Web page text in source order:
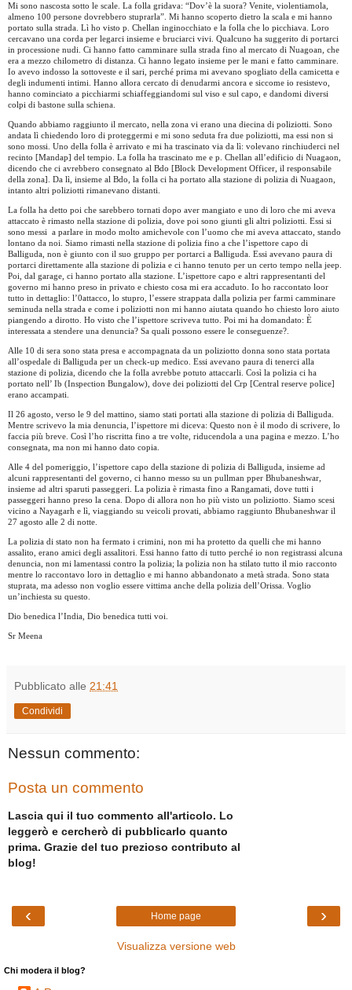
Mi sono nascosta sotto le scale. La folla gridava: “Dov’è la suora? Venite, violentiamola,
almeno 100 persone dovrebbero stuprarla”. Mi hanno scoperto dietro la scala e mi hanno
portato sulla strada. Lì ho visto p. Chellan inginocchiato e la folla che lo picchiava. Loro
cercavano una corda per legarci insieme e bruciarci vivi. Qualcuno ha suggerito di portarci
in processione nudi. Ci hanno fatto camminare sulla strada fino al mercato di Nuagoan, che
era a mezzo chilometro di distanza. Ci hanno legato insieme per le mani e fatto camminare.
Io avevo indosso la sottoveste e il sari, perché prima mi avevano spogliato della camicetta e
degli indumenti intimi. Hanno allora cercato di denudarmi ancora e siccome io resistevo,
hanno cominciato a picchiarmi schiaffeggiandomi sul viso e sul capo, e dandomi diversi
colpi di bastone sulla schiena.
Quando abbiamo raggiunto il mercato, nella zona vi erano una diecina di poliziotti. Sono
andata lì chiedendo loro di proteggermi e mi sono seduta fra due poliziotti, ma essi non si
sono mossi. Uno della folla è arrivato e mi ha trascinato via da lì: volevano rinchiuderci nel
recinto [Mandap] del tempio. La folla ha trascinato me e p. Chellan all’edificio di Nuagaon,
dicendo che ci avrebbero consegnato al Bdo [Block Development Officer, il responsabile
della zona]. Da lì, insieme al Bdo, la folla ci ha portato alla stazione di polizia di Nuagaon,
intanto altri poliziotti rimanevano distanti.
La folla ha detto poi che sarebbero tornati dopo aver mangiato e uno di loro che mi aveva
attaccato è rimasto nella stazione di polizia, dove poi sono giunti gli altri poliziotti. Essi si
sono messi a parlare in modo molto amichevole con l’uomo che mi aveva attaccato, stando
lontano da noi. Siamo rimasti nella stazione di polizia fino a che l’ispettore capo di
Balliguda, non è giunto con il suo gruppo per portarci a Balliguda. Essi avevano paura di
portarci direttamente alla stazione di polizia e ci hanno tenuto per un certo tempo nella jeep.
Poi, dal garage, ci hanno portato alla stazione. L’ispettore capo e altri rappresentanti del
governo mi hanno preso in privato e chiesto cosa mi era accaduto. Io ho raccontato loor
tutto in dettaglio: l’0attacco, lo stupro, l’essere strappata dalla polizia per farmi camminare
seminuda nella strada e come i poliziotti non mi hanno aiutata quando ho chiesto loro aiuto
piangendo a dirotto. Ho visto che l’ispettore scriveva tutto. Poi mi ha domandato: È
interessata a stendere una denuncia? Sa quali possono essere le conseguenze?.
Alle 10 di sera sono stata presa e accompagnata da un poliziotto donna sono stata portata
all’ospedale di Balliguda per un check-up medico. Essi avevano paura di tenerci alla
stazione di polizia, dicendo che la folla avrebbe potuto attaccarli. Così la polizia ci ha
portato nell’ Ib (Inspection Bungalow), dove dei poliziotti del Crp [Central reserve police]
erano accampati.
Il 26 agosto, verso le 9 del mattino, siamo stati portati alla stazione di polizia di Balliguda.
Mentre scrivevo la mia denuncia, l’ispettore mi diceva: Questo non è il modo di scrivere, lo
faccia più breve. Così l’ho riscritta fino a tre volte, riducendola a una pagina e mezzo. L’ho
consegnata, ma non mi hanno dato copia.
Alle 4 del pomeriggio, l’ispettore capo della stazione di polizia di Balliguda, insieme ad
alcuni rappresentanti del governo, ci hanno messo su un pullman pper Bhubaneshwar,
insieme ad altri sparuti passeggeri. La polizia è rimasta fino a Rangamati, dove tutti i
passeggeri hanno preso la cena. Dopo di allora non ho più visto un poliziotto. Siamo scesi
vicino a Nayagarh e lì, viaggiando su veicoli provati, abbiamo raggiunto Bhubaneshwar il
27 agosto alle 2 di notte.
La polizia di stato non ha fermato i crimini, non mi ha protetto da quelli che mi hanno
assalito, erano amici degli assalitori. Essi hanno fatto di tutto perché io non registrassi alcuna
denuncia, non mi lamentassi contro la polizia; la polizia non ha stilato tutto il mio racconto
mentre lo raccontavo loro in dettaglio e mi hanno abbandonato a metà strada. Sono stata
stuprata, ma adesso non voglio essere vittima anche della polizia dell’Orissa. Voglio
un’inchiesta su questo.
Dio benedica l’India, Dio benedica tutti voi.
Sr Meena
Pubblicato alle 21:41
Condividi
Nessun commento:
Posta un commento
Lascia qui il tuo commento all'articolo. Lo
leggerò e cercherò di pubblicarlo quanto
prima. Grazie del tuo prezioso contributo al
blog!
‹ ›
Home page
Visualizza versione web
Chi modera il blog?